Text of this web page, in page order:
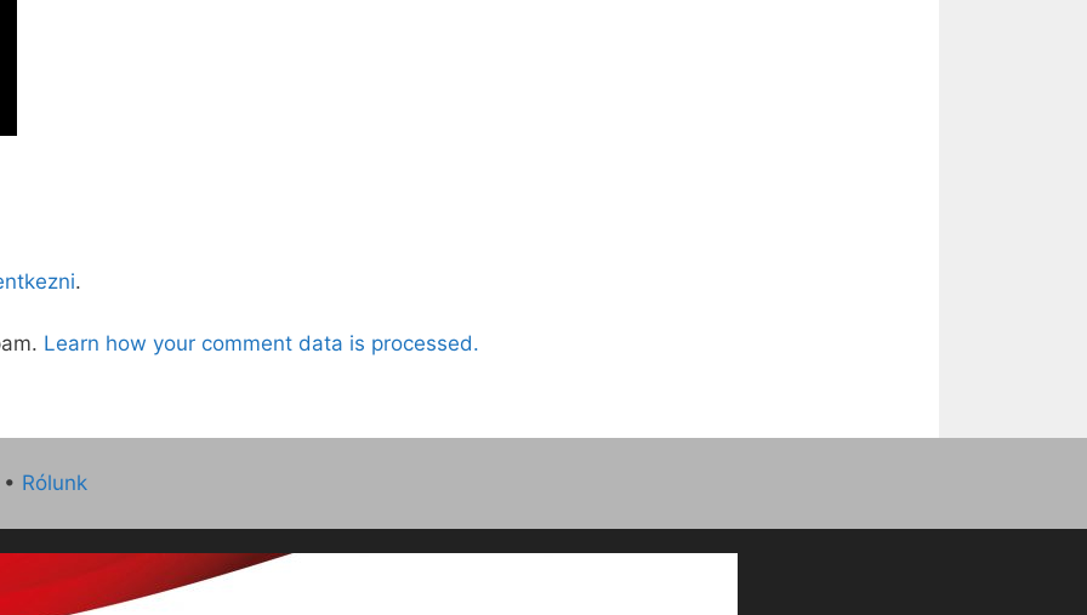
.
Learn how your comment data is processed.
• Rólunk